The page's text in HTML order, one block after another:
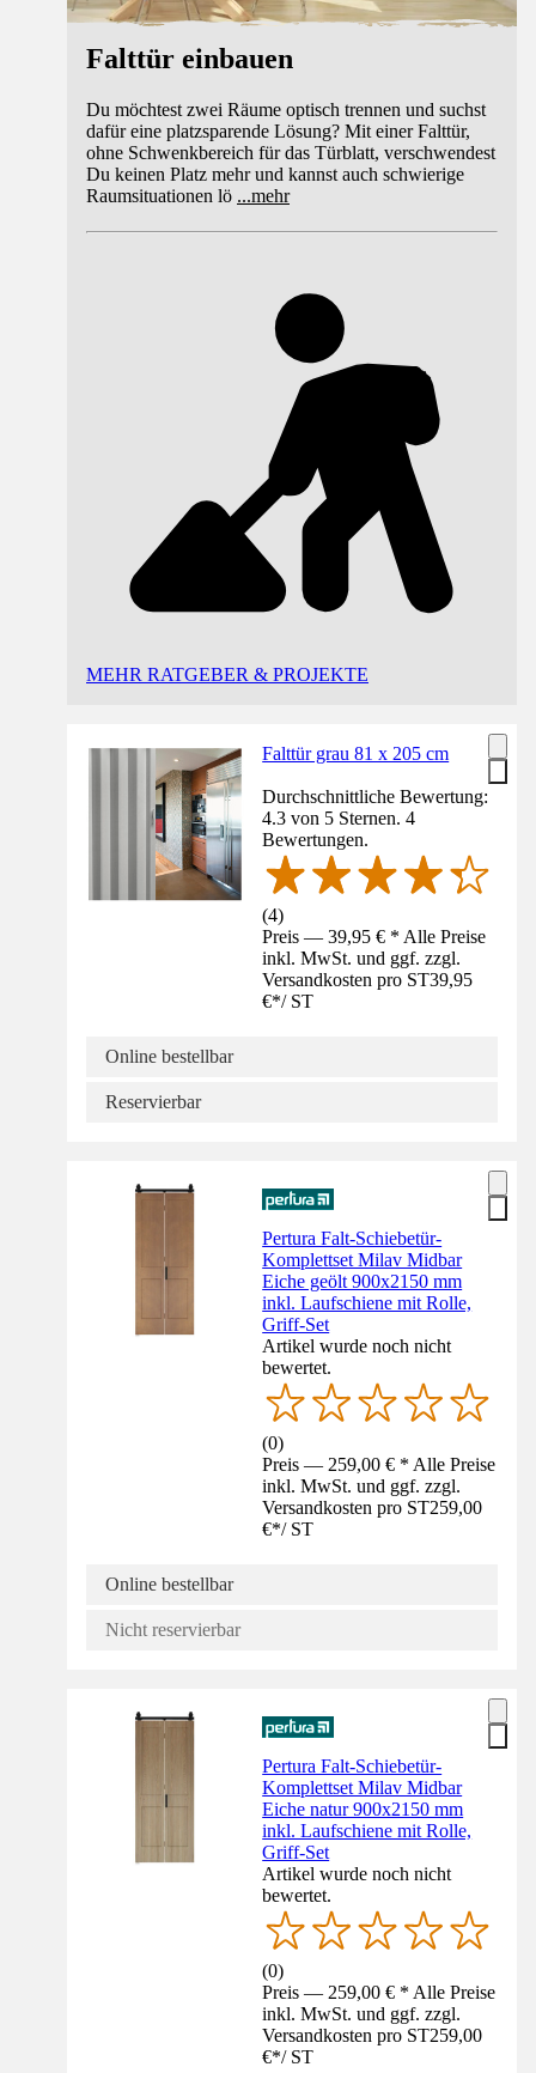
Falttür einbauen
Du möchtest zwei Räume optisch trennen und suchst
dafür eine platzsparende Lösung? Mit einer Falttür,
ohne Schwenkbereich für das Türblatt, verschwendest
Du keinen Platz mehr und kannst auch schwierige
Raumsituationen lö ...mehr
MEHR RATGEBER & PROJEKTE
Falttür grau 81 x 205 cm
Durchschnittliche Bewertung:
4.3 von 5 Sternen. 4
Bewertungen.
(4)
Preis — 39,95 € * Alle Preise
inkl. MwSt. und ggf. zzgl.
Versandkosten pro ST39,95
€*/ ST
Online bestellbar
Reservierbar
Pertura Falt-Schiebetür-
Komplettset Milav Midbar
Eiche geölt 900x2150 mm
inkl. Laufschiene mit Rolle,
Griff-Set
Artikel wurde noch nicht
bewertet.
(0)
Preis — 259,00 € * Alle Preise
inkl. MwSt. und ggf. zzgl.
Versandkosten pro ST259,00
€*/ ST
Online bestellbar
Nicht reservierbar
Pertura Falt-Schiebetür-
Komplettset Milav Midbar
Eiche natur 900x2150 mm
inkl. Laufschiene mit Rolle,
Griff-Set
Artikel wurde noch nicht
bewertet.
(0)
Preis — 259,00 € * Alle Preise
inkl. MwSt. und ggf. zzgl.
Versandkosten pro ST259,00
€*/ ST